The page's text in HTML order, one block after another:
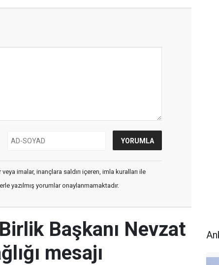
imalar, inançlara saldırı içeren, imla kuralları ile
yazılmış yorumlar onaylanmamaktadır.
Başkanı Nevzat
mesajı